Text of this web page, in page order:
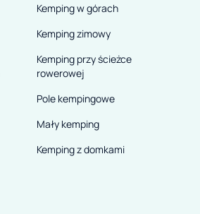
Kemping w górach
Kemping zimowy
Kemping przy ścieżce
rowerowej
Pole kempingowe
Mały kemping
Kemping z domkami